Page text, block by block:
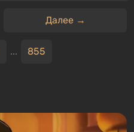
Далее →
... 855